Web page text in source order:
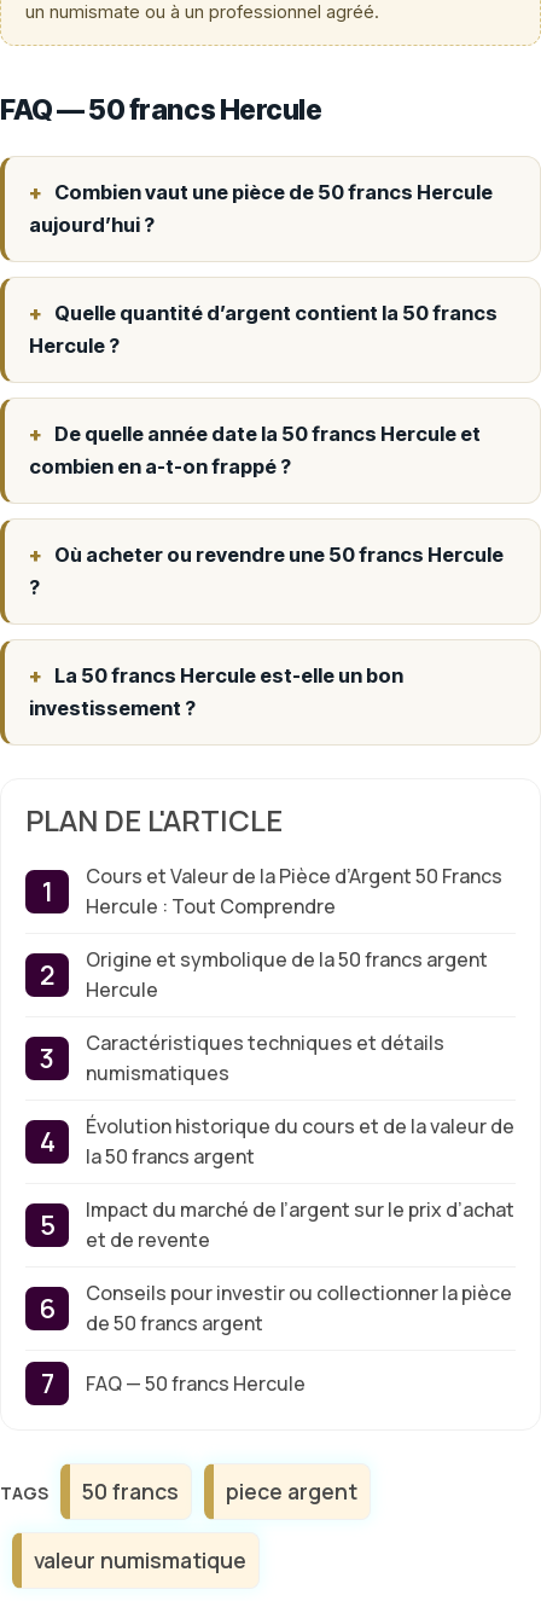
un numismate ou à un professionnel agréé.
FAQ — 50 francs Hercule
Combien vaut une pièce de 50 francs Hercule
aujourd’hui ?
Quelle quantité d’argent contient la 50 francs
Hercule ?
De quelle année date la 50 francs Hercule et
combien en a-t-on frappé ?
Où acheter ou revendre une 50 francs Hercule
?
La 50 francs Hercule est-elle un bon
investissement ?
PLAN DE L'ARTICLE
Cours et Valeur de la Pièce d’Argent 50 Francs
Hercule : Tout Comprendre
Origine et symbolique de la 50 francs argent
Hercule
Caractéristiques techniques et détails
numismatiques
Évolution historique du cours et de la valeur de
la 50 francs argent
Impact du marché de l’argent sur le prix d’achat
et de revente
Conseils pour investir ou collectionner la pièce
de 50 francs argent
FAQ — 50 francs Hercule
Étiquettes
50 francs piece argent
valeur numismatique